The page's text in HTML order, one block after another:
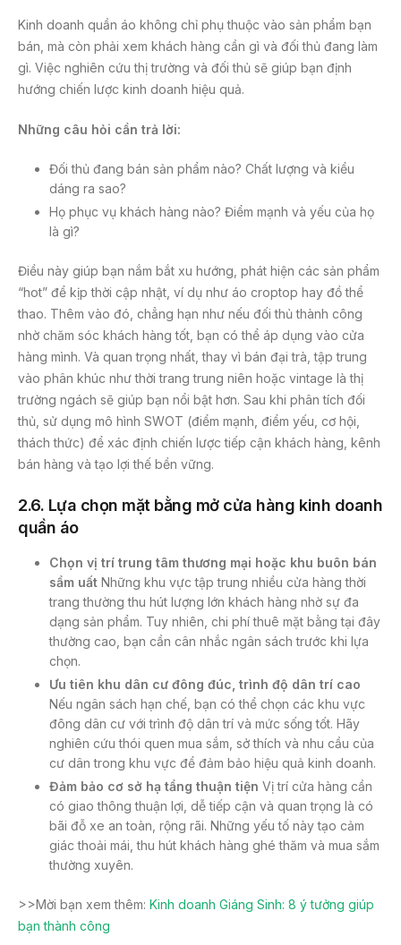
Kinh doanh quần áo không chỉ phụ thuộc vào sản phẩm bạn
bán, mà còn phải xem khách hàng cần gì và đối thủ đang làm
gì. Việc nghiên cứu thị trường và đối thủ sẽ giúp bạn định
hướng chiến lược kinh doanh hiệu quả.
Những câu hỏi cần trả lời:
Đối thủ đang bán sản phẩm nào? Chất lượng và kiểu
dáng ra sao?
Họ phục vụ khách hàng nào? Điểm mạnh và yếu của họ
là gì?
Điều này giúp bạn nắm bắt xu hướng, phát hiện các sản phẩm
“hot” để kịp thời cập nhật, ví dụ như áo croptop hay đồ thể
thao. Thêm vào đó, chẳng hạn như nếu đối thủ thành công
nhờ chăm sóc khách hàng tốt, bạn có thể áp dụng vào cửa
hàng mình. Và quan trọng nhất, thay vì bán đại trà, tập trung
vào phân khúc như thời trang trung niên hoặc vintage là thị
trường ngách sẽ giúp bạn nổi bật hơn. Sau khi phân tích đối
thủ, sử dụng mô hình SWOT (điểm mạnh, điểm yếu, cơ hội,
thách thức) để xác định chiến lược tiếp cận khách hàng, kênh
bán hàng và tạo lợi thế bền vững.
2.6. Lựa chọn mặt bằng mở cửa hàng kinh doanh
quần áo
Chọn vị trí trung tâm thương mại hoặc khu buôn bán
sầm uất Những khu vực tập trung nhiều cửa hàng thời
trang thường thu hút lượng lớn khách hàng nhờ sự đa
dạng sản phẩm. Tuy nhiên, chi phí thuê mặt bằng tại đây
thường cao, bạn cần cân nhắc ngân sách trước khi lựa
chọn.
Ưu tiên khu dân cư đông đúc, trình độ dân trí cao
Nếu ngân sách hạn chế, bạn có thể chọn các khu vực
đông dân cư với trình độ dân trí và mức sống tốt. Hãy
nghiên cứu thói quen mua sắm, sở thích và nhu cầu của
cư dân trong khu vực để đảm bảo hiệu quả kinh doanh.
Đảm bảo cơ sở hạ tầng thuận tiện Vị trí cửa hàng cần
có giao thông thuận lợi, dễ tiếp cận và quan trọng là có
bãi đỗ xe an toàn, rộng rãi. Những yếu tố này tạo cảm
giác thoải mái, thu hút khách hàng ghé thăm và mua sắm
thường xuyên.
>>Mời bạn xem thêm: Kinh doanh Giáng Sinh: 8 ý tưởng giúp
bạn thành công